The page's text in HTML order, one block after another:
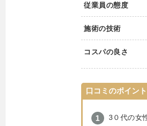
従業員の態度
施術の技術
コスパの良さ
口コミのポイント
3０代の女